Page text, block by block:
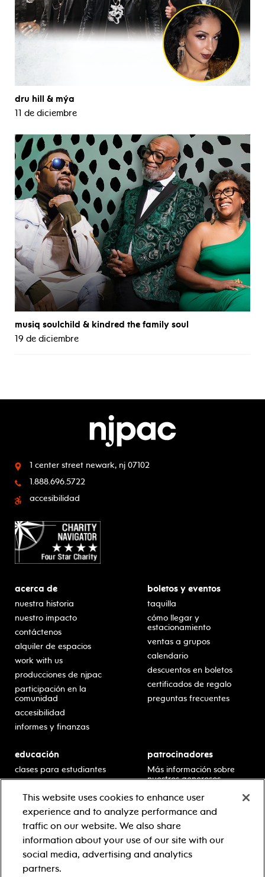
dru hill & mýa
11 de diciembre
musiq soulchild & kindred the family soul
19 de diciembre
1 center street newark, nj 07102
1.888.696.5722
accesibilidad
acerca de
nuestra historia
nuestro impacto
contáctenos
alquiler de espacios
work with us
producciones de njpac
participación en la
comunidad
accesibilidad
informes y finanzas
boletos y eventos
taquilla
cómo llegar y
estacionamiento
ventas a grupos
calendario
descuentos en boletos
certificados de regalo
preguntas frecuentes
educación
clases para estudiantes
escolar
residencias en escuelas
desarrollo profesional
recursos para docentes
comuníquese con el
equipo educativo
patrocinadores
Más información sobre
nuestros generosos
This website uses cookies to enhance user
experience and to analyze performance and
traffic on our website. We also share
information about your use of our site with our
social media, advertising and analytics
partners.